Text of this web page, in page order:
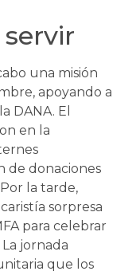
una misión
apoyando a
DANA. El
en la
de donaciones
la tarde,
sorpresa
para celebrar
jornada
que los